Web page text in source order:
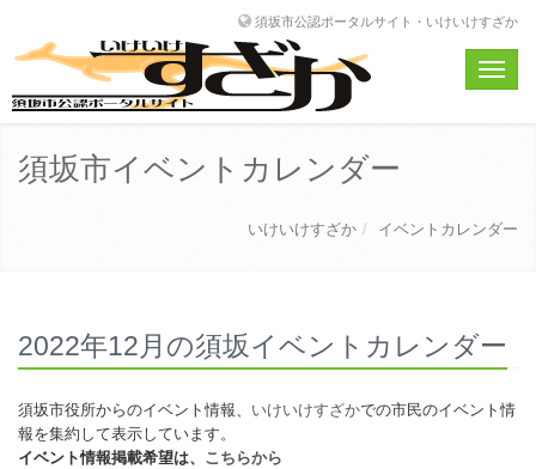
須坂市公認ポータルサイト・いけいけすざか
Toggle
須坂市イベントカレンダー
いけいけすざか イベントカレンダー
2022年12月の須坂イベントカレンダー
須坂市役所からのイベント情報、 いけいけすざかでの市民のイベント情
報を集約して表示しています。
イベント情報掲載希望は、 こちらから